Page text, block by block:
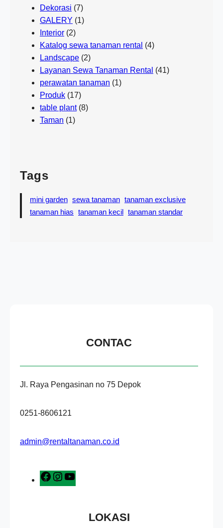
Dekorasi (7)
GALERY (1)
Interior (2)
Katalog sewa tanaman rental (4)
Landscape (2)
Layanan Sewa Tanaman Rental (41)
perawatan tanaman (1)
Produk (17)
table plant(8)
Taman (1)
Tags
mini garden sewa tanaman tanaman exclusive
tanaman hias
tanaman kecil tanaman standar
CONTAC
Jl. Raya Pengasinan no 75 Depok
0251-8606121
admin@rentaltanaman.co.id
F
a
I
n
o
LOKASI